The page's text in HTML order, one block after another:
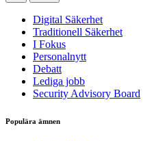
Digital Säkerhet
Traditionell Säkerhet
I Fokus
Personalnytt
Debatt
Lediga jobb
Security Advisory Board
Populära ämnen